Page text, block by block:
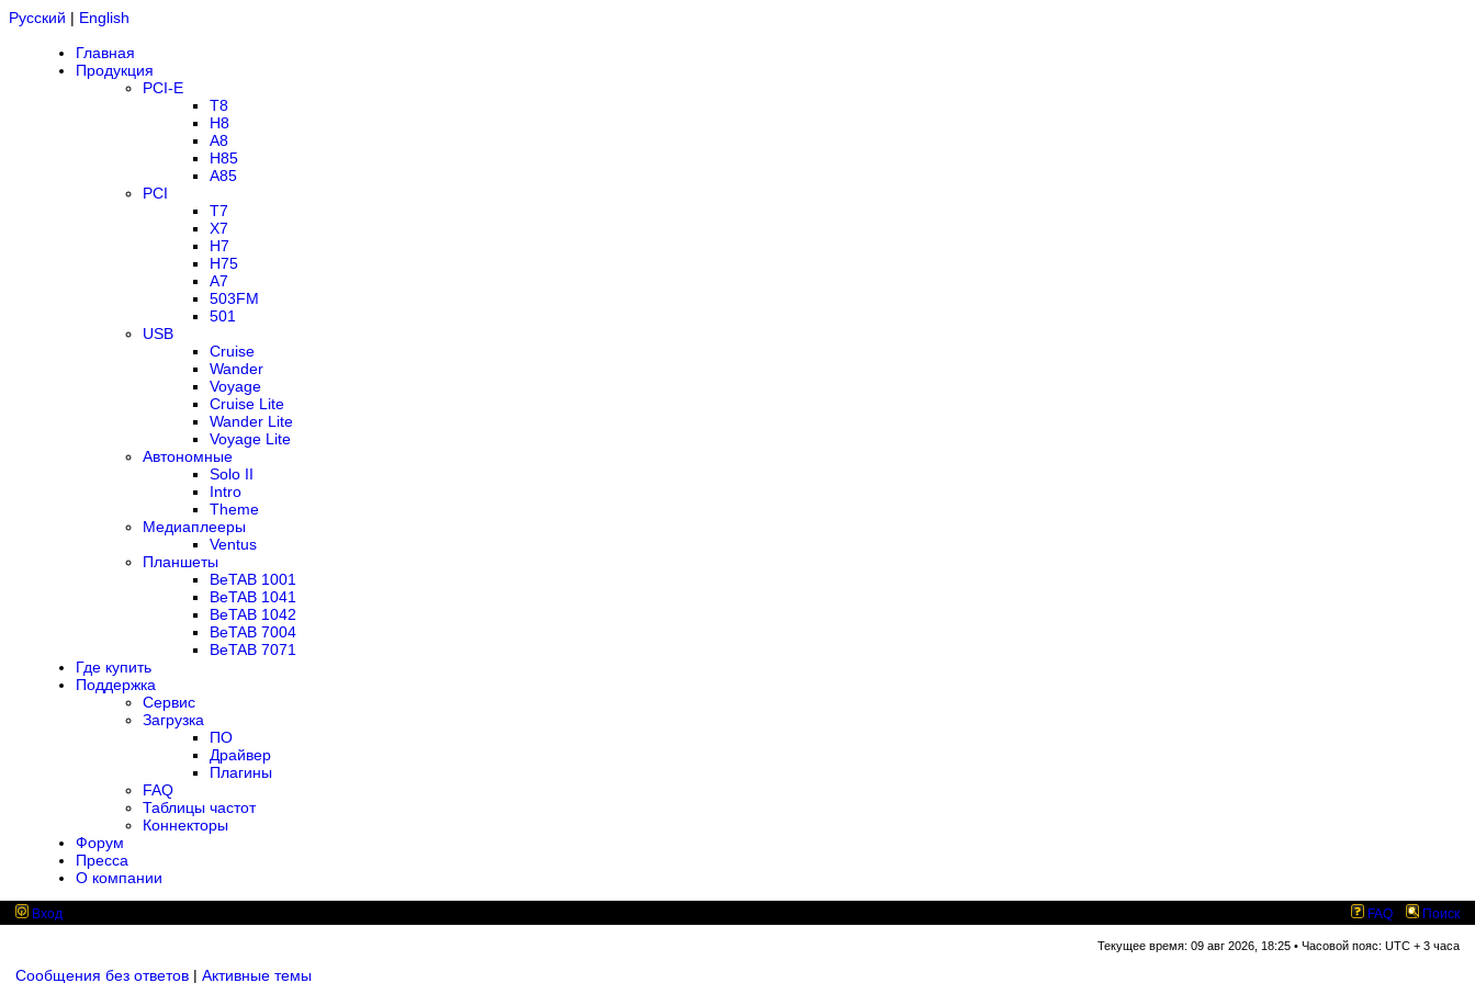
Русский | English
Главная
Продукция
PCI-E
T8
H8
A8
H85
A85
PCI
T7
X7
H7
H75
A7
503FM
501
USB
Cruise
Wander
Voyage
Cruise Lite
Wander Lite
Voyage Lite
Автономные
Solo II
Intro
Theme
Медиаплееры
Ventus
Планшеты
BeTAB 1001
BeTAB 1041
BeTAB 1042
BeTAB 7004
BeTAB 7071
Где купить
Поддержка
Сервис
Загрузка
ПО
Драйвер
Плагины
FAQ
Таблицы частот
Коннекторы
Форум
Пресса
О компании
Вход FAQ Поиск
Текущее время: 09 авг 2026, 18:25 • Часовой пояс: UTC + 3 часа
Сообщения без ответов | Активные темы